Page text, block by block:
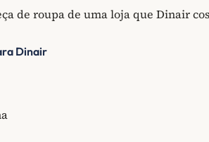
de roupa de uma loja que Dinair
Dinair